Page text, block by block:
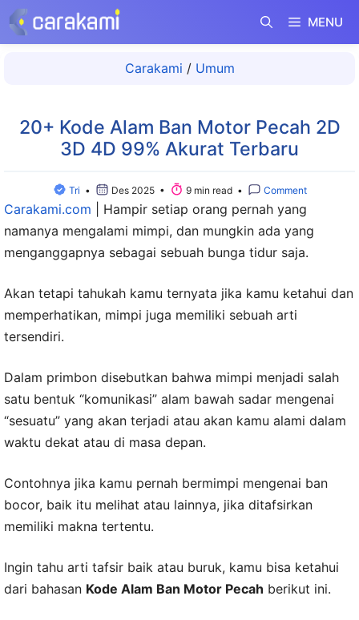
Langsung
ke
MENU
Carakami / Umum
20+ Kode Alam Ban Motor Pecah 2D
3D 4D 99% Akurat Terbaru
Tri • Des 2025 • 9 min read • Comment
Carakami.com
Hampir setiap orang pernah yang
namanya mengalami mimpi, dan mungkin ada yang
menganggapnya sebagai sebuah bunga tidur saja.
Akan tetapi tahukah kamu ternyata jika kamu ketahui dan
memperhatikan, mimpi juga memiliki sebuah arti
tersendiri.
Dalam primbon disebutkan bahwa mimpi menjadi salah
satu bentuk “komunikasi” alam bawah sadar mengenai
“sesuatu” yang akan terjadi atau akan kamu alami dalam
waktu dekat atau di masa depan.
Contohnya jika kamu pernah bermimpi mengenai ban
bocor, baik itu melihat atau lainnya, jika ditafsirkan
memiliki makna tertentu.
Ingin tahu arti tafsir baik atau buruk, kamu bisa ketahui
dari bahasan Kode Alam Ban Motor Pecah berikut ini.